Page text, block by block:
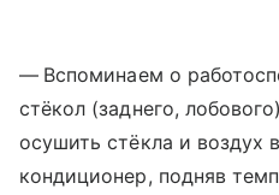
— Вспоминаем о
стёкол (заднего,
осушить стёкла и воздух
кондиционер, подняв